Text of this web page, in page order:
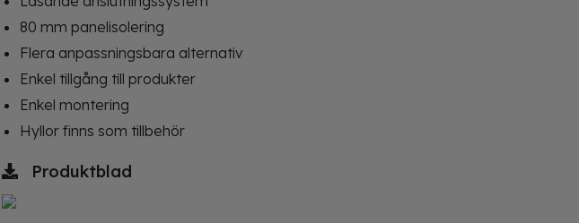
80 mm panelisolering
Flera anpassningsbara alternativ
Enkel tillgång till produkter
Enkel montering
Hyllor finns som tillbehör
Produktblad